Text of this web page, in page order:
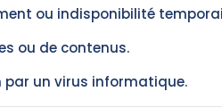
ou indisponibilité
ou de contenus.
un virus informatique.